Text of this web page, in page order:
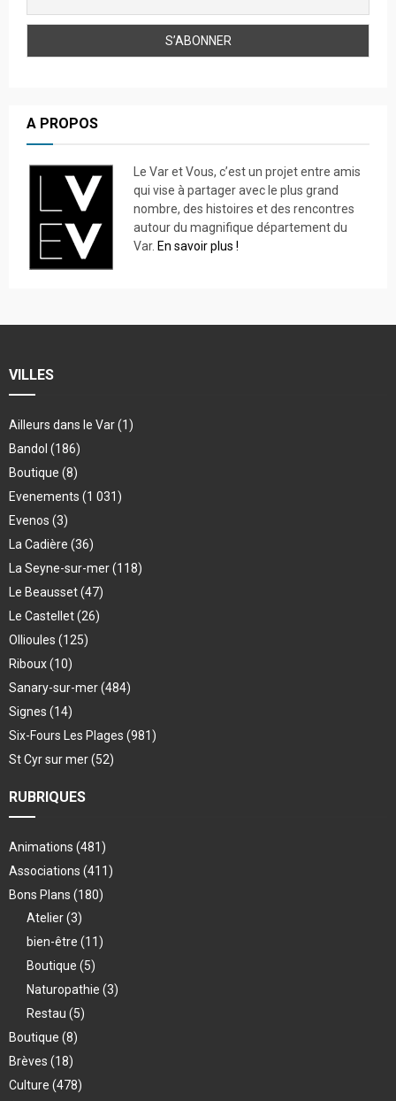
A PROPOS
Le Var et Vous, c’est un projet entre amis
qui vise à partager avec le plus grand
nombre, des histoires et des rencontres
autour du magnifique département du
Var. En savoir plus !
VILLES
Ailleurs dans le Var(1)
Bandol (186)
Boutique (8)
Evenements (1 031)
Evenos (3)
La Cadière (36)
La Seyne-sur-mer(118)
Le Beausset(47)
Le Castellet(26)
Ollioules (125)
Riboux(10)
Sanary-sur-mer(484)
Signes (14)
Six-Fours Les Plages (981)
St Cyr sur mer(52)
RUBRIQUES
Animations (481)
Associations (411)
Bons Plans (180)
Atelier(3)
bien-être (11)
Boutique (5)
Naturopathie (3)
Restau (5)
Boutique (8)
Brèves (18)
Culture (478)